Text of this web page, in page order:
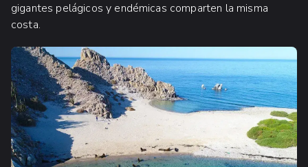
gigantes pelágicos y endémicas comparten la misma
costa.